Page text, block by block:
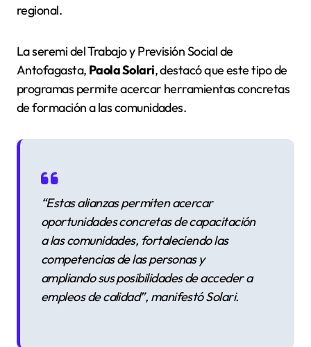
regional.
La seremi del Trabajo y Previsión Social de
Antofagasta, Paola Solari, destacó que este tipo de
programas permite acercar herramientas concretas
de formación a las comunidades.
“Estas alianzas permiten acercar
oportunidades concretas de capacitación
a las comunidades, fortaleciendo las
competencias de las personas y
ampliando sus posibilidades de acceder a
empleos de calidad”, manifestó Solari.